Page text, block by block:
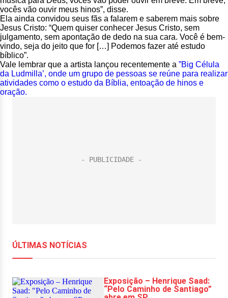
vocês vão ouvir meus hinos”, disse.
Ela ainda convidou seus fãs a falarem e saberem mais sobre
Jesus Cristo: “Quem quiser conhecer Jesus Cristo, sem
julgamento, sem apontação de dedo na sua cara. Você é bem-
vindo, seja do jeito que for […] Podemos fazer até estudo
bíblico”.
Vale lembrar que a artista lançou recentemente a ”Big Célula
da Ludmilla’, onde um grupo de pessoas se reúne para realizar
atividades como o estudo da Bíblia, entoação de hinos e
oração.